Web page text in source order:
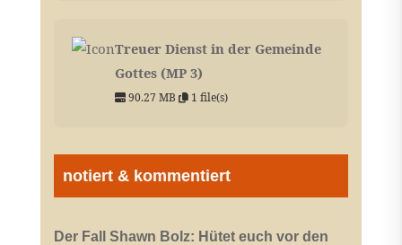
Treuer Dienst in der Gemeinde
Gottes (MP 3)
90.27 MB 1 file(s)
notiert & kommentiert
Der Fall Shawn Bolz: Hütet euch vor den